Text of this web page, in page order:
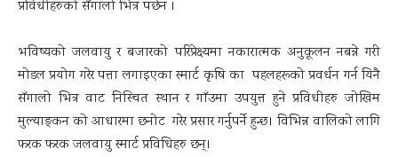
प्रविधीहरुको सँगालो भित्र पर्छन ।
भविष्यको जलवायु र बजारको परिप्रेक्ष्यमा नकारात्मक अनुकूलन नबन्ने गरी
मोडल प्रयोग गरेर पत्ता लगाइएका स्मार्ट कृषि का पहलहरूको प्रवर्धन गर्न यिनै
सँगालो भित्र वाट निस्चित स्थान र गाँउमा उपयुत्त हुने प्रविधीहरु जोखिम
मुल्याङ्कन को आधारमा छनोट गरेर प्रसार गर्नुपर्ने हुन्छ। विभिन्न वालिको लागि
फरक फरक जलवायु स्मार्ट प्रविधिहरु छन्।